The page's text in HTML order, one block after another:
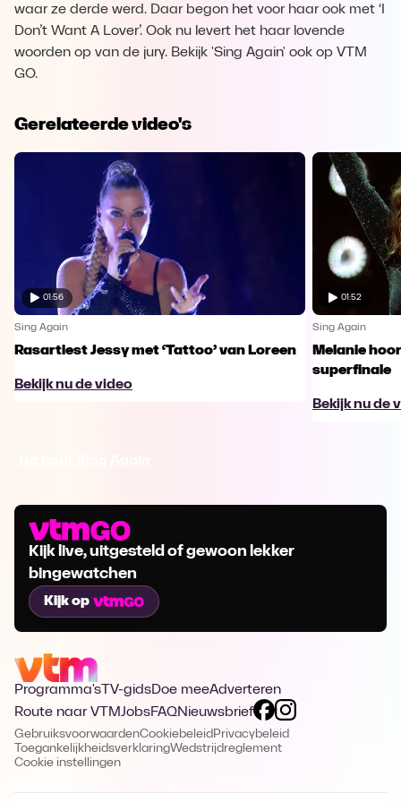
waar ze derde werd. Daar begon het voor haar ook met ‘I
Don’t Want A Lover’. Ook nu levert het haar lovende
woorden op van de jury. Bekijk 'Sing Again' ook op VTM
GO.
Gerelateerde video's
01:56
Sing Again
Rasartiest Jessy met ‘Tattoo’ van Loreen
Bekijk nu de video
01:52
Sing Again
Melanie
superfinale
Bekijk nu de
Kijk live, uitgesteld of gewoon lekker
bingewatchen
Kijk op
Programma's TV-gidsDoe meeAdverteren
Route naar VTMJobsFAQNieuwsbrief
GebruiksvoorwaardenCookiebeleid Privacybeleid
ToegankelijkheidsverklaringWedstrijdreglement
Cookie instellingen